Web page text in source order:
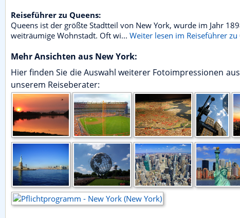
Reiseführer zu Queens:
Queens ist der größte Stadtteil von New York, wurde im Jahr
weiträumige Wohnstadt. Oft wi... Weiter lesen im Reiseführer zu
Mehr Ansichten aus New York:
Hier finden Sie die Auswahl weiterer Fotoimpressionen
unserem Reiseberater: